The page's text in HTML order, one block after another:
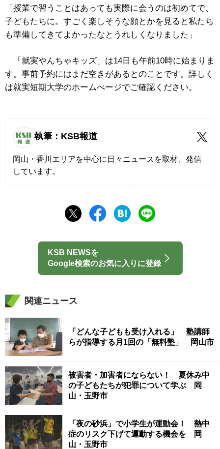
「授業で習うことはあっても実際に会うのは初めてで、
子どもたちに。すごく楽しそうな顔とかを見ると私たち
も準備してきてよかったなとうれしくなりました」
「就実やんちゃキッズ」は14日も午前10時に始まりま
す。事前予約にはまだ空きがあるとのことです。詳しく
は就実短期大学のホームぺージでご確認ください。
執筆：KSB報道
岡山・香川エリアを中心に日々ニュースを取材、発信
しています。
KSB NEWSを
Google検索のお気に入りに登録
関連ニュース
「どんな子どもも受け入れる」 塾講師
らが指導する月1回の「無料塾」 岡山市
被害者・加害者にならない！ 夏休み中
の子どもたちが犯罪について学ぶ 岡
山・玉野市
「夜の砂浜」で小学生が運動会！ 熱中
症のリスク下げて運動する機会を 岡
山・玉野市